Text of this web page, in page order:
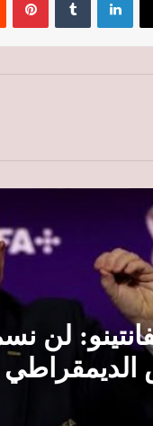
لن
الديمقراطي